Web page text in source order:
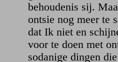
behoudenis sij.
ontsie nog meer te
dat Ik niet en
voor te doen met
sodanige dingen